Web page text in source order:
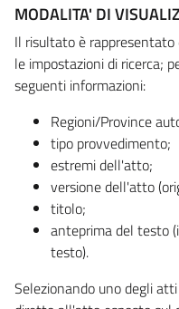
MODALITA' DI
Il risultato è
le impostazioni di ricerca;
seguenti informazioni:
Regioni/Province
tipo provvedimento;
estremi dell'atto;
versione dell'atto
titolo;
anteprima del testo
testo).
Selezionando uno degli